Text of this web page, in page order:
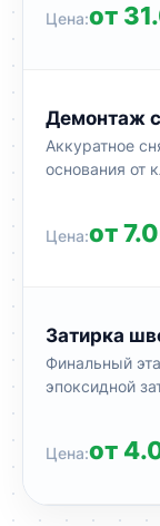
от
Демонтаж
Аккуратное
основания от
от
Затирка
Финальный
эпоксидной
от